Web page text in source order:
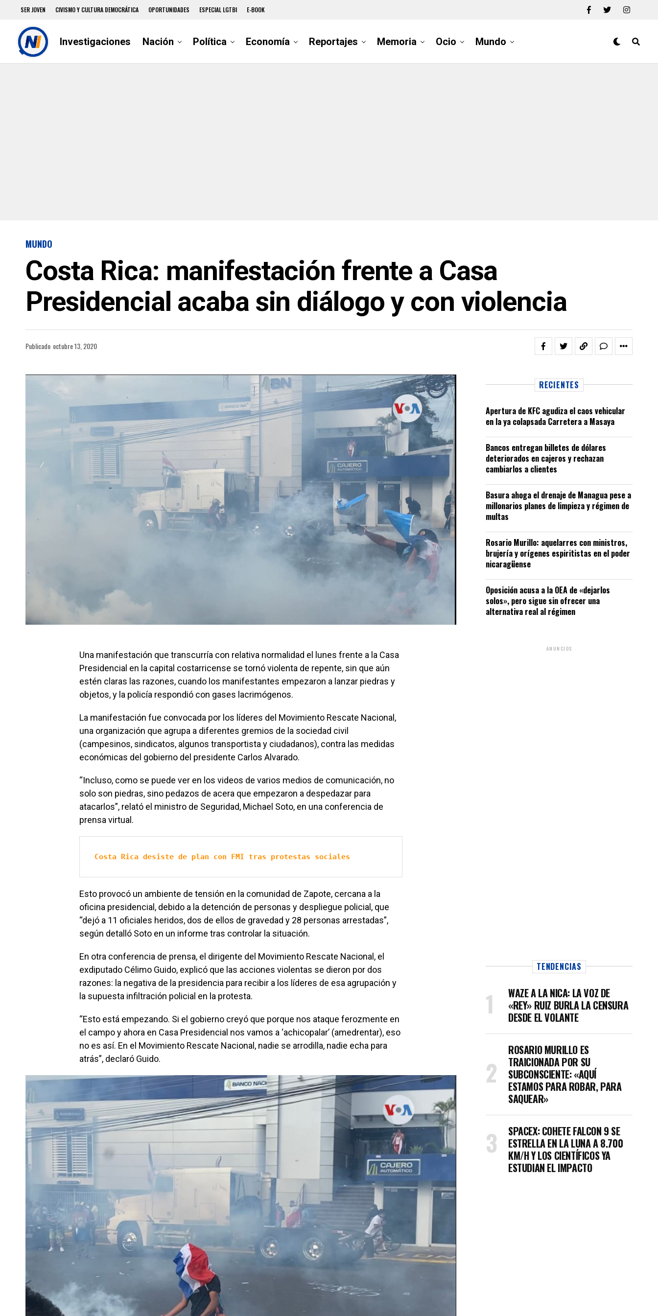
SER JOVEN CIVISMO Y CULTURA DEMOCRÁTICA OPORTUNIDADES ESPECIAL LGTBI E-BOOK
Investigaciones Nación Política Economía Reportajes Memoria Ocio Mundo
MUNDO
Costa Rica: manifestación frente a Casa
Presidencial acaba sin diálogo y con violencia
Publicado octubre 13, 2020
Una manifestación que transcurría con relativa normalidad el lunes frente a la Casa
Presidencial en la capital costarricense se tornó violenta de repente, sin que aún
estén claras las razones, cuando los manifestantes empezaron a lanzar piedras y
objetos, y la policía respondió con gases lacrimógenos.
La manifestación fue convocada por los líderes del Movimiento Rescate Nacional,
una organización que agrupa a diferentes gremios de la sociedad civil
(campesinos, sindicatos, algunos transportista y ciudadanos), contra las medidas
económicas del gobierno del presidente Carlos Alvarado.
“Incluso, como se puede ver en los videos de varios medios de comunicación, no
solo son piedras, sino pedazos de acera que empezaron a despedazar para
atacarlos”, relató el ministro de Seguridad, Michael Soto, en una conferencia de
prensa virtual.
Costa Rica desiste de plan con FMI tras protestas sociales
Esto provocó un ambiente de tensión en la comunidad de Zapote, cercana a la
oficina presidencial, debido a la detención de personas y despliegue policial, que
“dejó a 11 oficiales heridos, dos de ellos de gravedad y 28 personas arrestadas”,
según detalló Soto en un informe tras controlar la situación.
En otra conferencia de prensa, el dirigente del Movimiento Rescate Nacional, el
exdiputado Célimo Guido, explicó que las acciones violentas se dieron por dos
razones: la negativa de la presidencia para recibir a los líderes de esa agrupación y
la supuesta infiltración policial en la protesta.
“Esto está empezando. Si el gobierno creyó que porque nos ataque ferozmente en
el campo y ahora en Casa Presidencial nos vamos a ‘achicopalar’ (amedrentar), eso
no es así. En el Movimiento Rescate Nacional, nadie se arrodilla, nadie echa para
atrás”, declaró Guido.
RECIENTES
Apertura de KFC agudiza el caos vehicular
en la ya colapsada Carretera a Masaya
Bancos entregan billetes de dólares
deteriorados en cajeros y rechazan
cambiarlos a clientes
Basura ahoga el drenaje de Managua pese a
millonarios planes de limpieza y régimen de
multas
Rosario Murillo: aquelarres con ministros,
brujería y orígenes espiritistas en el poder
nicaragüense
Oposición acusa a la OEA de «dejarlos
solos», pero sigue sin ofrecer una
alternativa real al régimen
ANUNCIOS
TENDENCIAS
WAZE A LA NICA: LA VOZ DE
«REY» RUIZ BURLA LA CENSURA
DESDE EL VOLANTE
ROSARIO MURILLO ES
TRAICIONADA POR SU
SUBCONSCIENTE: «AQUÍ
ESTAMOS PARA ROBAR, PARA
SAQUEAR»
SPACEX: COHETE FALCON 9 SE
ESTRELLA EN LA LUNA A 8.700
KM/H Y LOS CIENTÍFICOS YA
ESTUDIAN EL IMPACTO